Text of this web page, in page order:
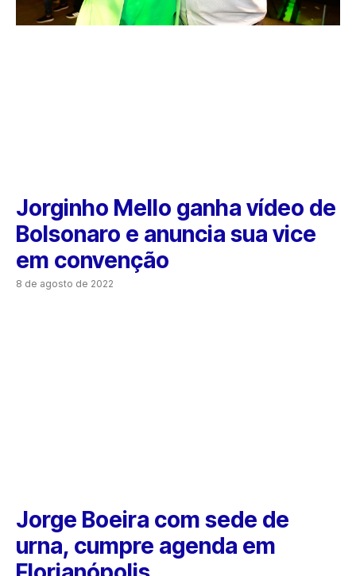
Jorginho Mello ganha vídeo de
Bolsonaro e anuncia sua vice
em convenção
8 de agosto de 2022
Jorge Boeira com sede de
urna, cumpre agenda em